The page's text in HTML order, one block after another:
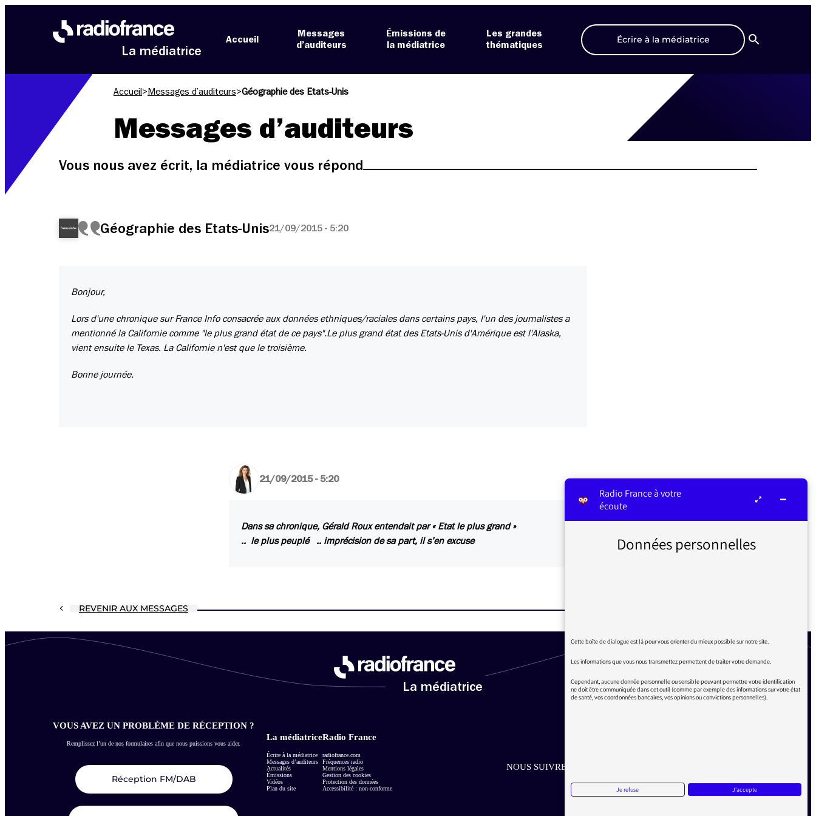
La médiatrice
Accueil
Messages
d’auditeurs
Émissions de
la médiatrice
Les grandes
thématiques
Écrire à la médiatrice
Recherche
Accueil > Messages d’auditeurs>Géographie des Etats-Unis
Messages d’auditeurs
Vous nous avez écrit, la médiatrice vous répond
Géographie des Etats-Unis21/09/2015 - 5:20
Bonjour,
Lors d'une chronique sur France Info consacrée aux données ethniques/raciales dans certains pays, l'un des journalistes a
mentionné la Californie comme "le plus grand état de ce pays".Le plus grand état des Etats-Unis d'Amérique est l'Alaska,
vient ensuite le Texas. La Californie n'est que le troisième.
Bonne journée.
21/09/2015 - 5:20
Dans sa chronique, Gérald Roux entendait par « Etat le plus grand »
.. le plus peuplé .. imprécision de sa part, il s’en excuse
REVENIR AUX MESSAGES
La médiatrice
VOUS AVEZ UN PROBLÈME DE RÉCEPTION ?
Remplissez l’un de nos formulaires afin que nous puissions vous aider.
Réception FM/DAB
La médiatrice
Écrire à la médiatrice
Messages d’auditeurs
Actualités
Émissions
Vidéos
Plan du site
Radio France
radiofrance.com
Fréquences radio
Mentions légales
Gestion des cookies
Protection des données
Accessibilité : non-conforme
NOUS SUIVRE SUR LES RÉSEAUX
Aller sur la page Facebook de la Médiatrice
Aller sur la page Twitter de la Médiatrice
Aller sur la page Instagram de la Médiatrice
Radio France à votre
écoute
Données personnelles
Cette boîte de dialogue est là pour vous orienter du mieux possible sur notre site.
Les informations que vous nous transmettez permettent de traiter votre demande.
Cependant, aucune donnée personnelle ou sensible pouvant permettre votre identification
ne doit être communiquée dans cet outil (comme par exemple des informations sur votre état
de santé, vos coordonnées bancaires, vos opinions ou convictions personnelles).
Je refuse J'accepte